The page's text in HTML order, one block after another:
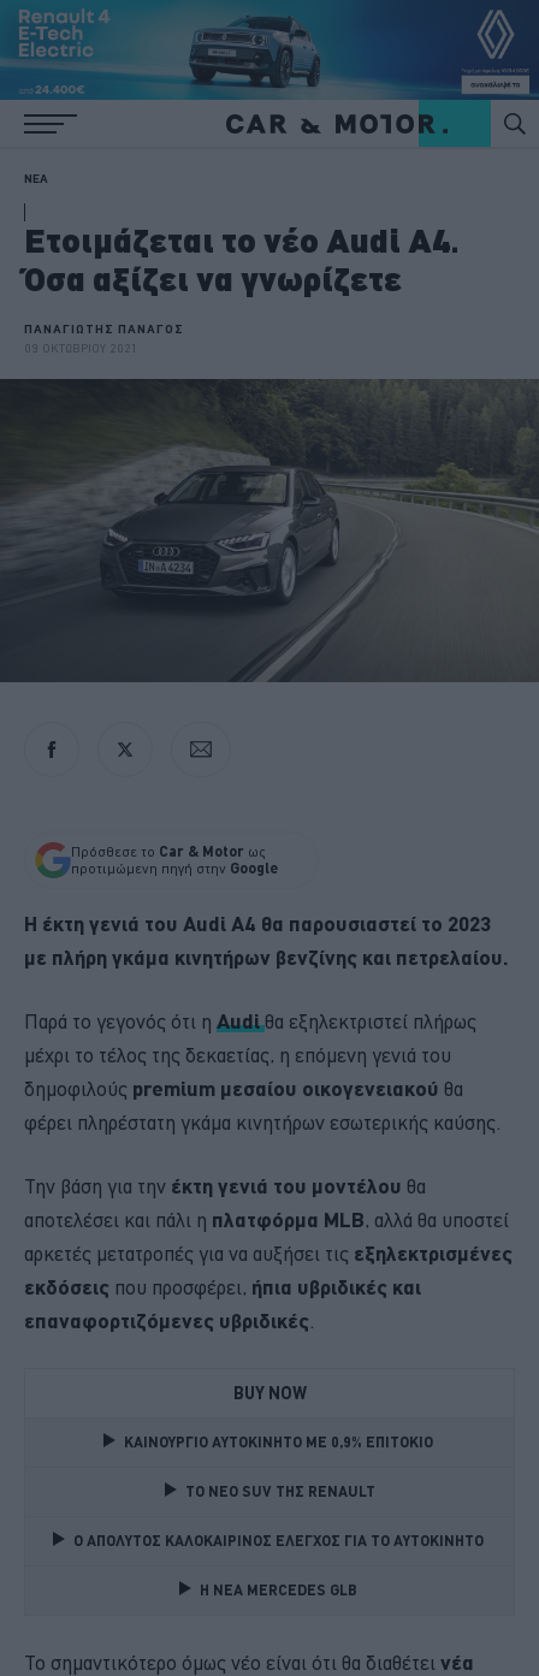
ΝΕΑ
Ετοιμάζεται το νέο Audi A4.
Όσα αξίζει να γνωρίζετε
ΠΑΝΑΓΙΩΤΗΣ ΠΑΝΑΓΟΣ
09 ΟΚΤΩΒΡΙΟΥ 2021
Πρόσθεσε το Car & Motor ως
προτιμώμενη πηγή στην Google
Η έκτη γενιά του Audi A4 θα παρουσιαστεί το 2023
με πλήρη γκάμα κινητήρων βενζίνης και πετρελαίου.
Παρά το γεγονός ότι η Audiθα εξηλεκτριστεί πλήρως
μέχρι το τέλος της δεκαετίας, η επόμενη γενιά του
δημοφιλούς premium μεσαίου οικογενειακού θα
φέρει πληρέστατη γκάμα κινητήρων εσωτερικής καύσης.
Την βάση για την έκτη γενιά του μοντέλου θα
αποτελέσει και πάλι η πλατφόρμα MLB, αλλά θα υποστεί
αρκετές μετατροπές για να αυξήσει τις εξηλεκτρισμένες
εκδόσεις που προσφέρει, ήπια υβριδικές και
επαναφορτιζόμενες υβριδικές
BUY NOW
ΚΑΙΝΟΥΡΓΙΟ ΑΥΤΟΚΙΝΗΤΟ ΜΕ 0,9% ΕΠΙΤΟΚΙΟ
TO NEO SUV ΤΗΣ RENAULT
Ο ΑΠΟΛΥΤΟΣ ΚΑΛΟΚΑΙΡΙΝΟΣ ΕΛΕΓΧΟΣ ΓΙΑ ΤΟ ΑΥΤΟΚΙΝΗΤΟ
Η ΝΕΑ MERCEDES GLB
Το σημαντικότερο όμως νέο είναι ότι θα διαθέτει νέα